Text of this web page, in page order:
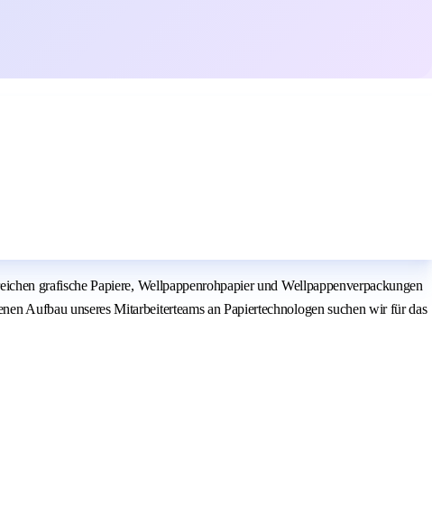
grafische Papiere, Wellpappenrohpapier und Wellpappenverpackungen
Aufbau unseres Mitarbeiterteams an Papiertechnologen suchen wir für das